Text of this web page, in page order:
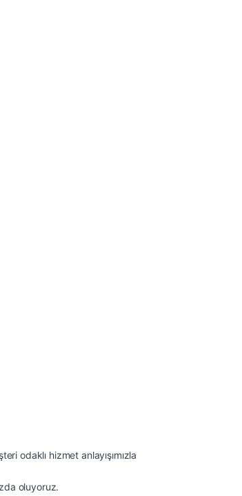
odaklı hizmet anlayışımızla
oluyoruz.